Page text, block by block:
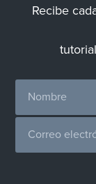
Recibe